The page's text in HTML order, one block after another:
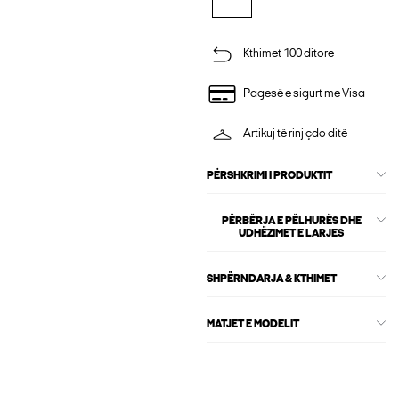
Kthimet 100 ditore
Pagesë e sigurt me Visa
Artikuj të rinj çdo ditë
PËRSHKRIMI I PRODUKTIT
PËRBËRJA E PËLHURËS DHE
UDHËZIMET E LARJES
SHPËRNDARJA & KTHIMET
MATJET E MODELIT